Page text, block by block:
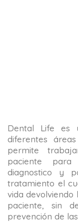
Dental Life es
diferentes
permite
paciente
diagnostico y
tratamiento el
vida devolviendo
paciente, sin
prevención de